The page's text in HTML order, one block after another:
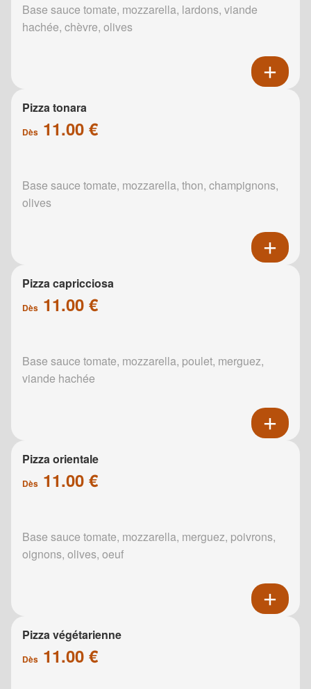
Base sauce tomate, mozzarella, lardons, viande
hachée, chèvre, olives
Pizza tonara
Dès 11.00 €
Base sauce tomate, mozzarella, thon, champignons,
olives
Pizza capricciosa
Dès 11.00 €
Base sauce tomate, mozzarella, poulet, merguez,
viande hachée
Pizza orientale
Dès 11.00 €
Base sauce tomate, mozzarella, merguez, poivrons,
oignons, olives, oeuf
Pizza végétarienne
Dès 11.00 €